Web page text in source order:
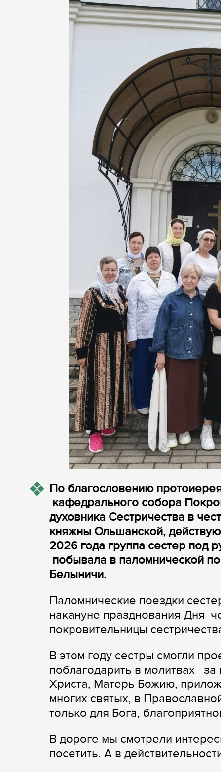
По благословению
кафедрального собора
духовника Сестричества в
княжны Ольшанской,
2026 года группа сестер под
побывала в паломнической
Белыничи.
Паломнические поездки
накануне празднования Дня
покровительницы
В этом году сестры смогли
поблагодарить в молитвах
Христа, Матерь Божию,
многих святых, в
только для Бога,
В дороге мы смотрели
посетить. А в